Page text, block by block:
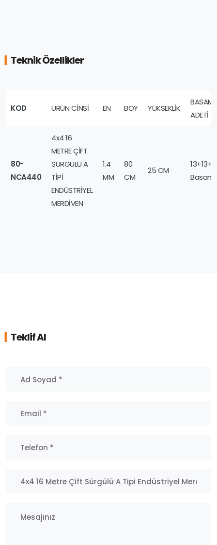
Teknik Özellikler
KOD ÜRÜN CİNSİ EN BOY YÜKSEKLİK
ADETİ
80-
NCA440
4x4 16
METRE ÇİFT
SÜRGÜLÜ A
TİPİ
ENDÜSTRİYEL
MERDİVEN
1.4
MM
80
CM
25 CM
Teklif Al